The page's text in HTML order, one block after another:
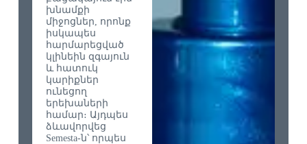
խնամքի
միջոցներ, որոնք
իսկապես
հարմարեցված
կլինեին զգայուն
և հատուկ
կարիքներ
ունեցող
երեխաների
համար։ Այդպես
ձևավորվեց
Semesta-ն՝ որպես